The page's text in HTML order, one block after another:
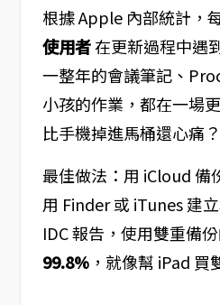
根據 Apple 內部統計，
使用者在更新過程中遇
一整年的會議筆記、
小孩的作業，都在一場
比手機掉進馬桶還心痛？
最佳做法：用 iCloud 備
用 Finder 或 iTunes 建
IDC 報告，使用雙重備
99.8%，就像幫 iPad 買